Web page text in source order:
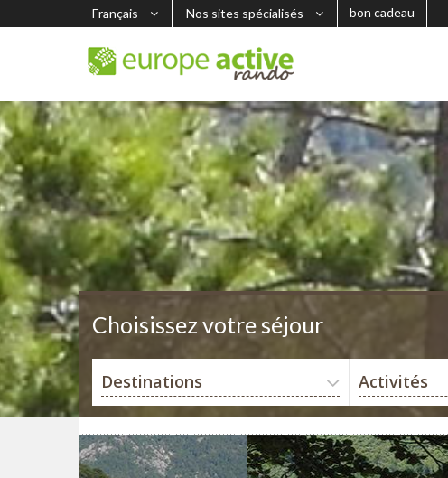
Français Nos sites spécialisés bon cadeau
Choisissez votre séjour
Destinations Activités